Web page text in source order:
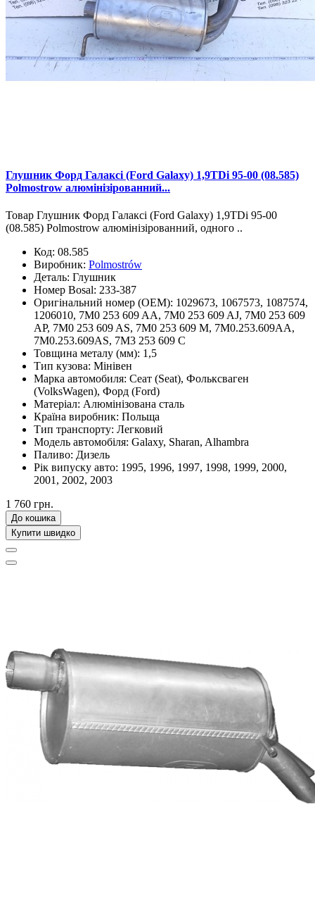
Глушник Форд Галаксі (Ford Galaxy) 1,9TDi 95-00 (08.585)
Polmostrow алюмінізірованний...
Товар Глушник Форд Галаксі (Ford Galaxy) 1,9TDi 95-00
(08.585) Polmostrow алюмінізірованний, одного ..
Код: 08.585
Виробник: Polmostrów
Деталь: Глушник
Номер Bosal: 233-387
Оригінальний номер (OEM): 1029673, 1067573, 1087574,
1206010, 7M0 253 609 AA, 7M0 253 609 AJ, 7M0 253 609
AP, 7M0 253 609 AS, 7M0 253 609 M, 7M0.253.609AA,
7M0.253.609AS, 7M3 253 609 C
Товщина металу (мм): 1,5
Тип кузова: Мінівен
Марка автомобиля: Сеат (Seat), Фольксваген
(VolksWagen), Форд (Ford)
Матеріал: Алюмінізована сталь
Країна виробник: Польща
Тип транспорту: Легковий
Модель автомобіля: Galaxy, Sharan, Alhambra
Паливо: Дизель
Рік випуску авто: 1995, 1996, 1997, 1998, 1999, 2000,
2001, 2002, 2003
1 760 грн.
До кошика
Купити швидко